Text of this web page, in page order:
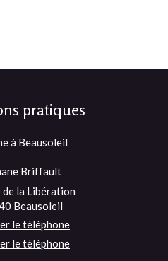
pratiques
à Beausoleil
Briffault
de la Libération
Beausoleil
le téléphone
le téléphone